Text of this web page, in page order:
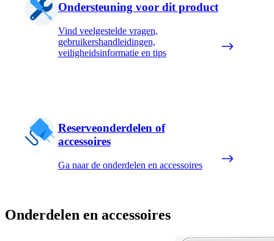
Ondersteuning voor dit product
Vind veelgestelde vragen,
gebruikershandleidingen,
veiligheidsinformatie en tips
Reserveonderdelen of
accessoires
Ga naar de onderdelen en accessoires
Onderdelen en accessoires